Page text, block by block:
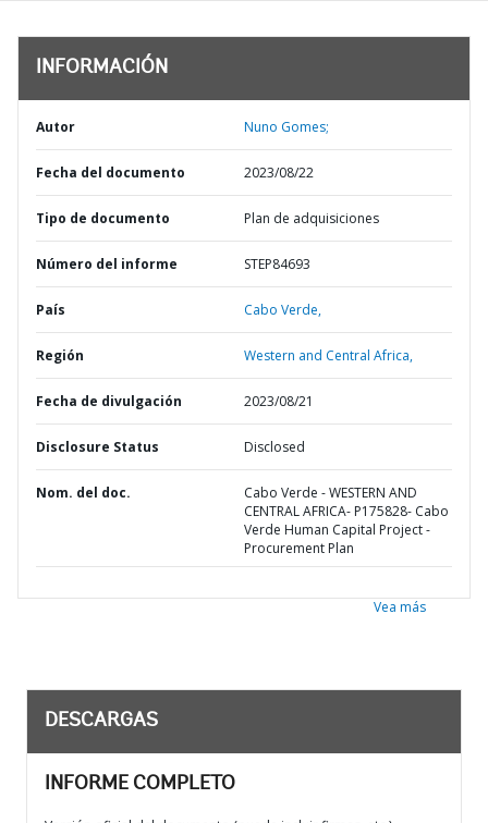
INFORMACIÓN
Autor Nuno Gomes;
Fecha del documento 2023/08/22
Tipo de documento Plan de adquisiciones
Número del informe STEP84693
País Cabo Verde,
Región Western and Central Africa,
Fecha de divulgación 2023/08/21
Disclosure Status Disclosed
Nom. del doc.
Cabo Verde - WESTERN AND
CENTRAL AFRICA- P175828- Cabo
Verde Human Capital Project -
Procurement Plan
Vea más
DESCARGAS
INFORME COMPLETO